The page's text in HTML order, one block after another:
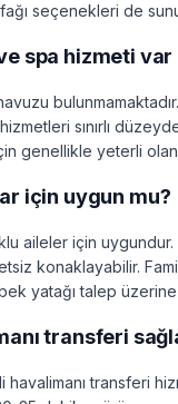
seçenekleri de
spa hizmeti var
sınırlı
genellikle yeterli
için uygun mu?
aileler için
konaklayabilir.
yatağı talep üzerine
transferi
transferi